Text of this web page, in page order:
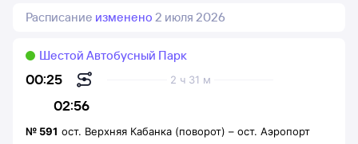
Расписание изменено 2 июля 2026
00:25
02:56
2 ч 31 м
Шестой Автобусный Парк
№ 591 ост. Верхняя Кабанка (поворот) – ост. Аэропорт